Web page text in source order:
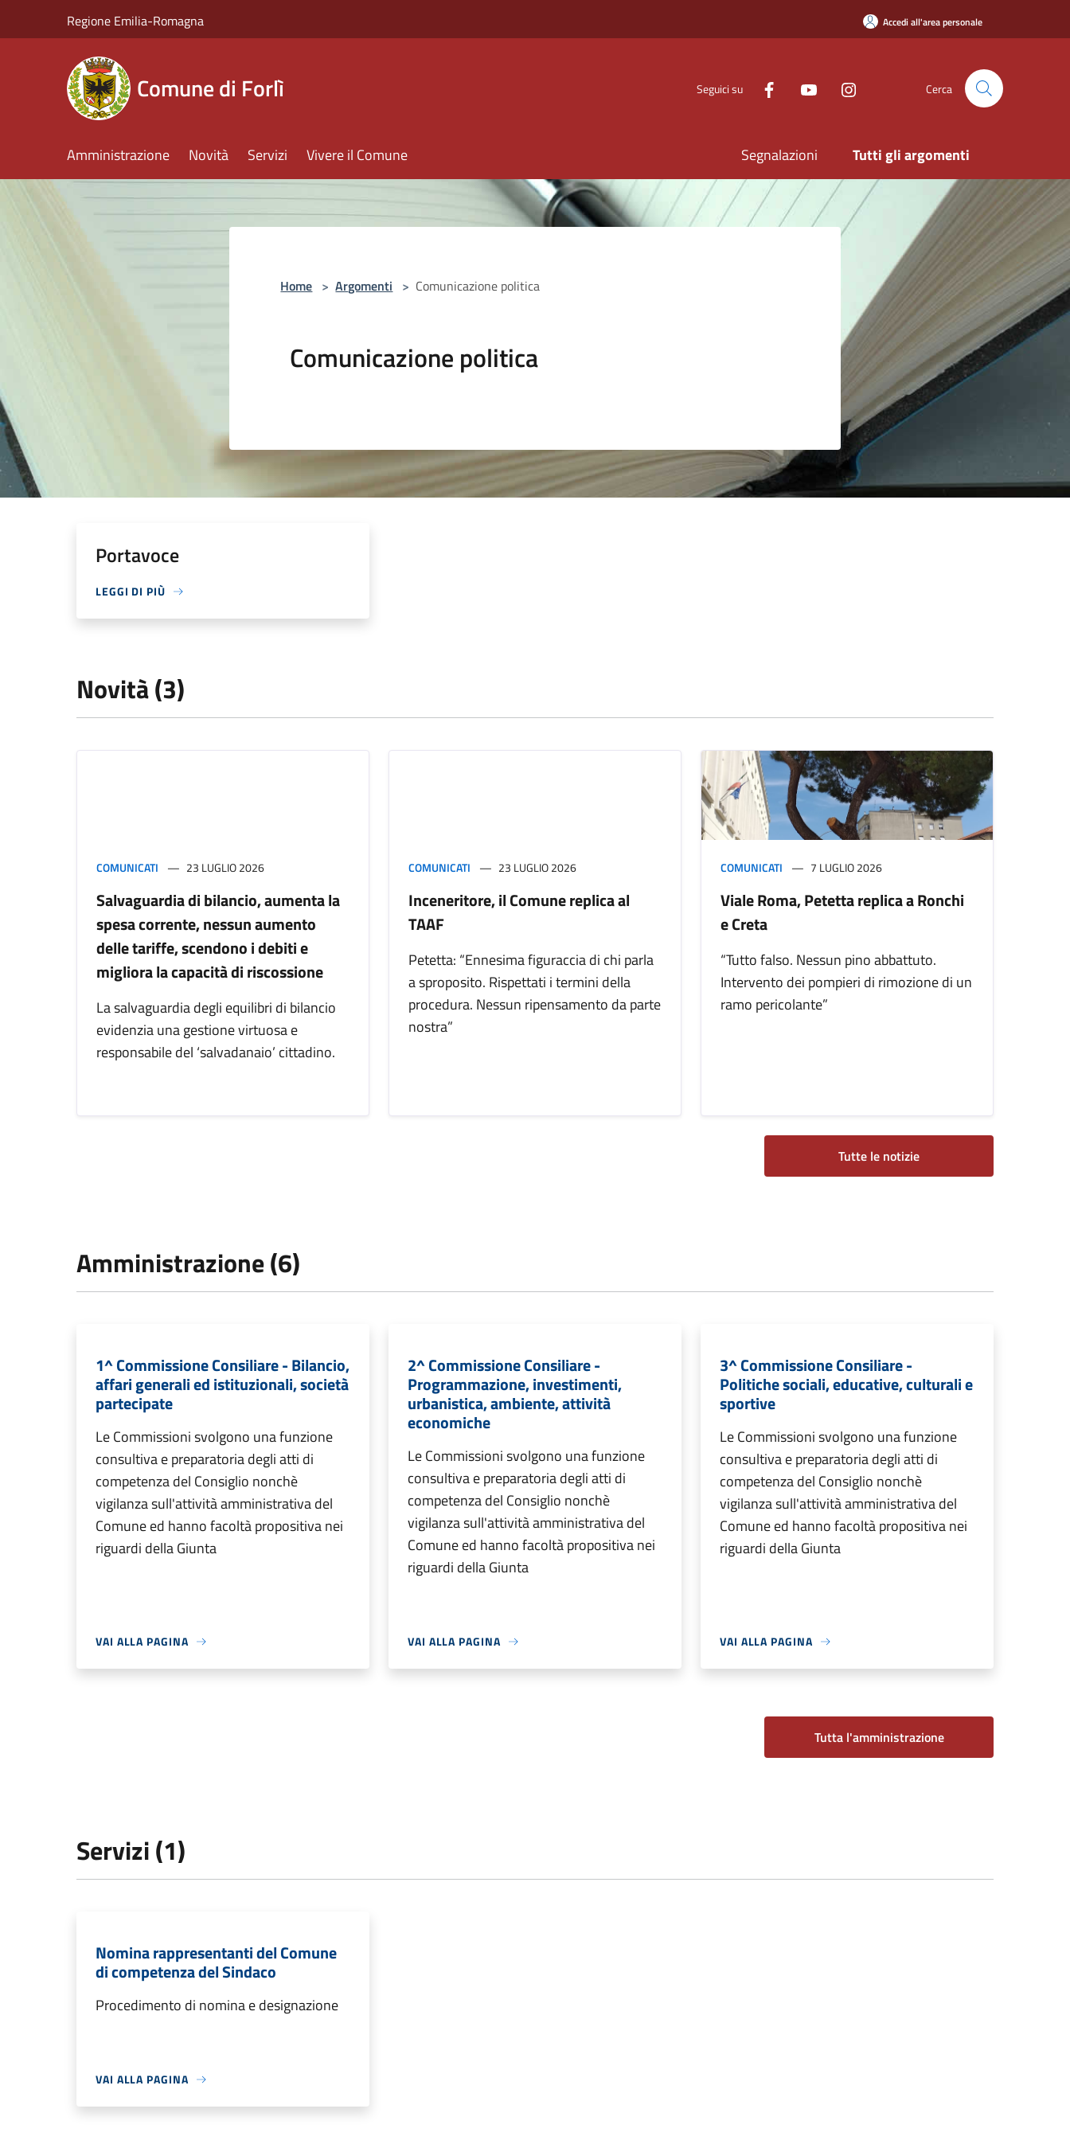
Regione Emilia-Romagna Accedi all'area personale
Comune di Forlì Seguici su Cerca
Amministrazione Novità Servizi Vivere il Comune Segnalazioni Tutti gli argomenti
Home > Argomenti > Comunicazione politica
Comunicazione politica
Portavoce
LEGGI DI PIÙ
Novità (3)
COMUNICATI 23 LUGLIO 2026
Salvaguardia di bilancio, aumenta la
spesa corrente, nessun aumento
delle tariffe, scendono i debiti e
migliora la capacità di riscossione
La salvaguardia degli equilibri di bilancio
evidenzia una gestione virtuosa e
responsabile del ‘salvadanaio’ cittadino.
COMUNICATI 23 LUGLIO 2026
Inceneritore, il Comune replica al
TAAF
Petetta: “Ennesima figuraccia di chi parla
a sproposito. Rispettati i termini della
procedura. Nessun ripensamento da parte
nostra”
COMUNICATI 7 LUGLIO 2026
Viale Roma, Petetta replica a Ronchi
e Creta
“Tutto falso. Nessun pino abbattuto.
Intervento dei pompieri di rimozione di un
ramo pericolante”
Tutte le notizie
Amministrazione (6)
1^ Commissione Consiliare - Bilancio,
affari generali ed istituzionali, società
partecipate
Le Commissioni svolgono una funzione
consultiva e preparatoria degli atti di
competenza del Consiglio nonchè
vigilanza sull'attività amministrativa del
Comune ed hanno facoltà propositiva nei
riguardi della Giunta
VAI ALLA PAGINA
2^ Commissione Consiliare -
Programmazione, investimenti,
urbanistica, ambiente, attività
economiche
Le Commissioni svolgono una funzione
consultiva e preparatoria degli atti di
competenza del Consiglio nonchè
vigilanza sull'attività amministrativa del
Comune ed hanno facoltà propositiva nei
riguardi della Giunta
VAI ALLA PAGINA
3^ Commissione Consiliare -
Politiche sociali, educative, culturali e
sportive
Le Commissioni svolgono una funzione
consultiva e preparatoria degli atti di
competenza del Consiglio nonchè
vigilanza sull'attività amministrativa del
Comune ed hanno facoltà propositiva nei
riguardi della Giunta
VAI ALLA PAGINA
Tutta l'amministrazione
Servizi (1)
Nomina rappresentanti del Comune
di competenza del Sindaco
Procedimento di nomina e designazione
VAI ALLA PAGINA